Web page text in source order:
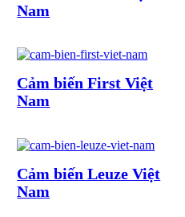
Nam
Cảm biến First Việt
Nam
Cảm biến Leuze Việt
Nam